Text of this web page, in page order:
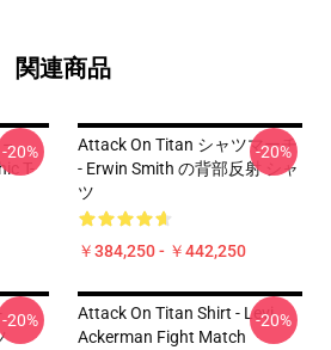
関連商品
–
T-
-20%
Attack On Titan シャツマーチ
- Erwin Smith の背部反射 シャ
ツ
￥384,250 - ￥442,250
-20%
-20%
Attack On Titan Shirt - Levi
Ackerman Fight Match
-20%